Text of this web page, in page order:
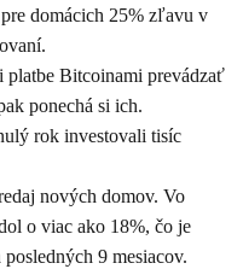
domácich 25% zľavu v
platbe Bitcoinami prevádzať
ponechá si ich.
rok investovali tisíc
nových domov. Vo
o viac ako 18%, čo je
9 mesiacov.